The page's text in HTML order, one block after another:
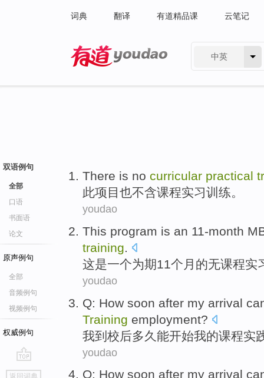
词典 翻译 有道精品课 云笔记
中英
双语例句
全部
口语
书面语
论文
原声例句
全部
音频例句
视频例句
权威例句
go
There is no curricular practical
此项目也不含课程实习训练。
youdao
This program is an 11-month
training.
这是一个为期11个月 的无课程实
youdao
Q: How soon after my arrival
Training employment?
我到校后多久 能开始我的课程实
youdao
Q: How soon after my arrival